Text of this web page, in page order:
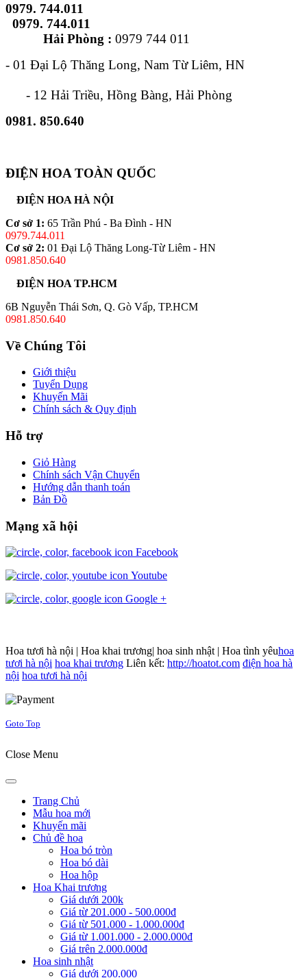
0979. 744.011
0979. 744.011
Hải Phòng : 0979 744 011
- 01 Đại Lộ Thăng Long, Nam Từ Liêm, HN
- 12 Hải Triều, Hồng Bàng, Hải Phòng
0981. 850.640
ĐIỆN HOA TOÀN QUỐC
ĐIỆN HOA HÀ NỘI
Cơ sở 1: 65 Trần Phú - Ba Đình - HN
0979.744.011
Cơ sở 2: 01 Đại Lộ Thăng Long-Từ Liêm - HN
0981.850.640
ĐIỆN HOA TP.HCM
6B Nguyễn Thái Sơn, Q. Gò Vấp, TP.HCM
0981.850.640
Về Chúng Tôi
Giới thiệu
Tuyển Dụng
Khuyến Mãi
Chính sách & Quy định
Hỗ trợ
Giỏ Hàng
Chính sách Vận Chuyển
Hướng dẫn thanh toán
Bản Đồ
Mạng xã hội
Facebook
Youtube
Google +
Hoa tươi hà nội | Hoa khai trương| hoa sinh nhật | Hoa tình yêuhoa
tươi hà nội hoa khai trương Liên kết: http://hoatot.com điện hoa hà
nội hoa tươi hà nội
Goto Top
Close Menu
Trang Chủ
Mẫu hoa mới
Khuyến mãi
Chủ đề hoa
Hoa bó tròn
Hoa bó dài
Hoa hộp
Hoa Khai trương
Giá dưới 200k
Giá từ 201.000 - 500.000đ
Giá từ 501.000 - 1.000.000đ
Giá từ 1.001.000 - 2.000.000đ
Giá trên 2.000.000đ
Hoa sinh nhật
Giá dưới 200.000